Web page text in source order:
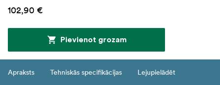
102,90 €
Pievienot grozam
Apraksts Tehniskās specifikācijas Lejupielādēt